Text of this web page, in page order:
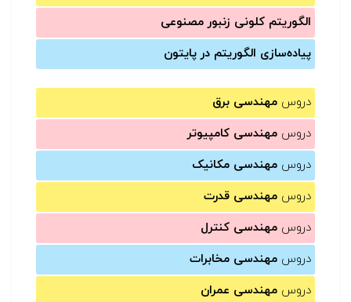
الگوریتم کلونی زنبور مصنوعی
پیاده‌سازی الگوریتم در پایتون
دروس مهندسی برق
دروس مهندسی کامپیوتر
دروس مهندسی مکانیک
دروس مهندسی قدرت
دروس مهندسی کنترل
دروس مهندسی مخابرات
دروس مهندسی عمران